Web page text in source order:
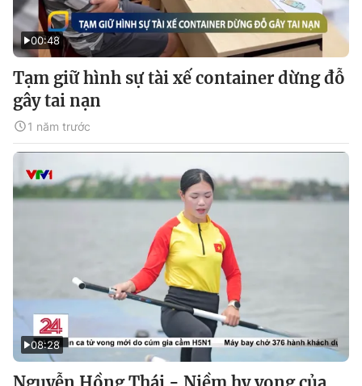
00:48
Tạm giữ hình sự tài xế container dừng đỗ
gây tai nạn
1 năm trước
08:28